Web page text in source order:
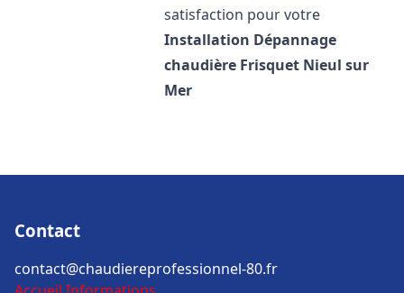
satisfaction pour votre
Installation Dépannage
chaudière Frisquet Nieul sur
Mer
Contact
contact@chaudiereprofessionnel-80.fr